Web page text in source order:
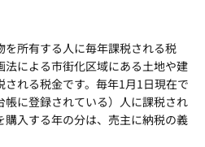
を所有する人に毎年課税される税
による市街化区域にある土地や建
れる税金です。毎年1月1日現在で
に登録されている）人に課税され
購入する年の分は、売主に納税の義